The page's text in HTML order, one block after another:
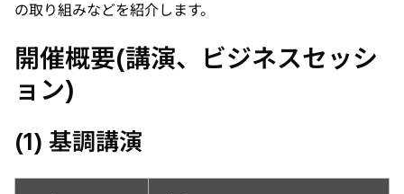
の取り組みなどを紹介します。
開催概要(講演、ビジネスセッシ
ョン)
(1) 基調講演